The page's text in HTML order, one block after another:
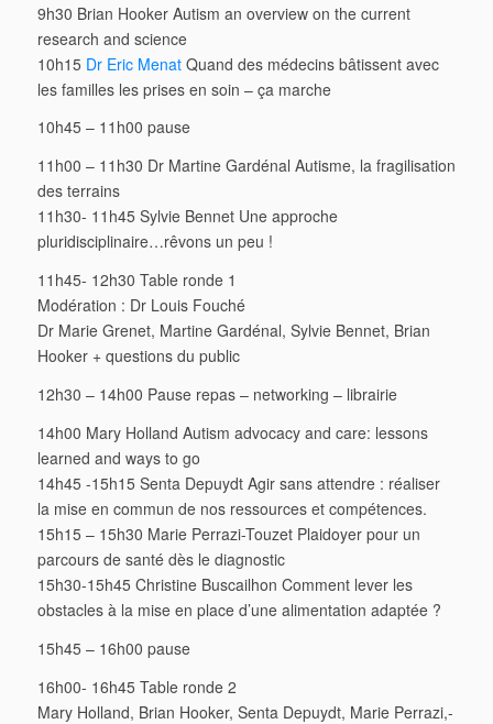
9h30 Brian Hooker Autism an overview on the current
research and science
10h15 Dr Eric MenatQuand des médecins bâtissent avec
les familles les prises en soin – ça marche
10h45 – 11h00 pause
11h00 – 11h30 Dr Martine Gardénal Autisme, la fragilisation
des terrains
11h30- 11h45 Sylvie Bennet Une approche
pluridisciplinaire…rêvons un peu !
11h45- 12h30 Table ronde 1
Modération : Dr Louis Fouché
Dr Marie Grenet, Martine Gardénal, Sylvie Bennet, Brian
Hooker + questions du public
12h30 – 14h00 Pause repas – networking – librairie
14h00 Mary Holland Autism advocacy and care: lessons
learned and ways to go
14h45 -15h15 Senta Depuydt Agir sans attendre : réaliser
la mise en commun de nos ressources et compétences.
15h15 – 15h30 Marie Perrazi-Touzet Plaidoyer pour un
parcours de santé dès le diagnostic
15h30-15h45 Christine Buscailhon Comment lever les
obstacles à la mise en place d’une alimentation adaptée ?
15h45 – 16h00 pause
16h00- 16h45 Table ronde 2
Mary Holland, Brian Hooker, Senta Depuydt, Marie Perrazi,-